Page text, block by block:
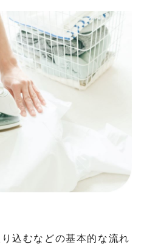
込むなどの基本的な流れ